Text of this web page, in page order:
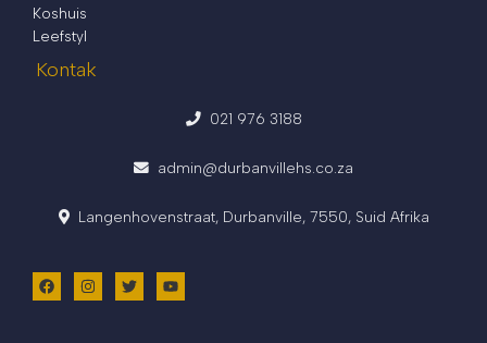
Koshuis
Leefstyl
Kontak
021 976 3188
admin@durbanvillehs.co.za
Langenhovenstraat, Durbanville, 7550, Suid Afrika